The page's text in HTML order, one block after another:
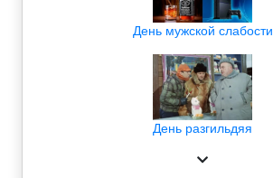
День мужской слабости
День разгильдяя